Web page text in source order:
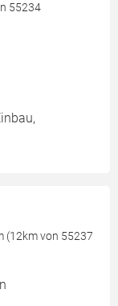
55234
(12km von 55237